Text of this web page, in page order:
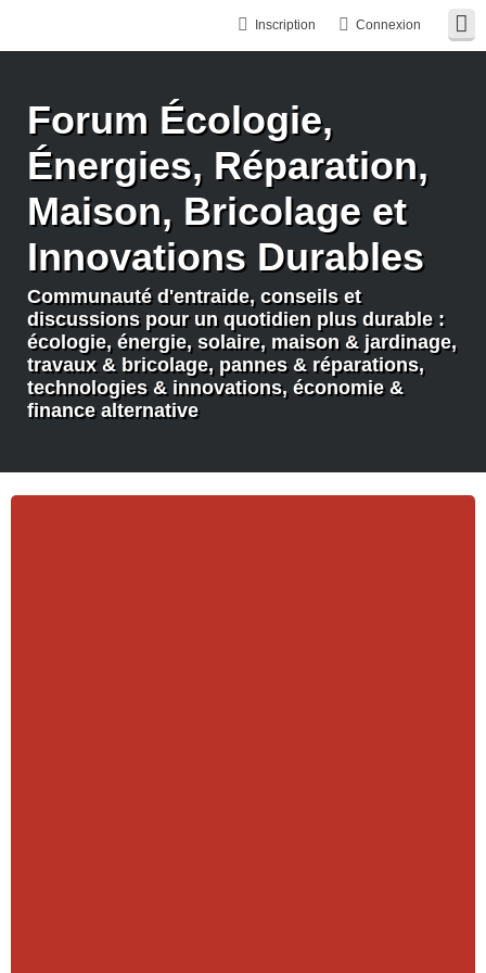
Connexion
Inscription
Forum Écologie,
Énergies, Réparation,
Maison, Bricolage et
Innovations Durables
Communauté d'entraide, conseils et
discussions pour un quotidien plus durable :
écologie, énergie, solaire, maison & jardinage,
travaux & bricolage, pannes & réparations,
technologies & innovations, économie &
finance alternative